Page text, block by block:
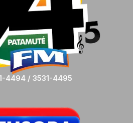
4494 / 3531-4495